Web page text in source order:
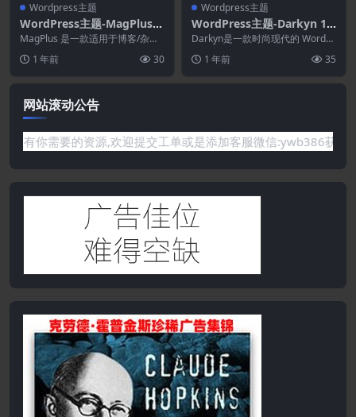
Wordpress主题
WordPress主题-MagPlus
6.7–博客.杂志Elementor W
ordPress主题
MagPlus 是一款适用于博客/杂志/
报纸的 WordPress 主题，它为
您...1 年前 30
Wordpress主题
WordPress主题-Darkyn 1.
0.0–创意机构WordPress主
题
Darkyn是一款时尚现代的 WordPr
ess 主题，专为创意机构、品牌工
作室...1 年前 35
网站滚动公告
的资源,欢迎提交工单或是添加客服微信:ywb386获取帮助！